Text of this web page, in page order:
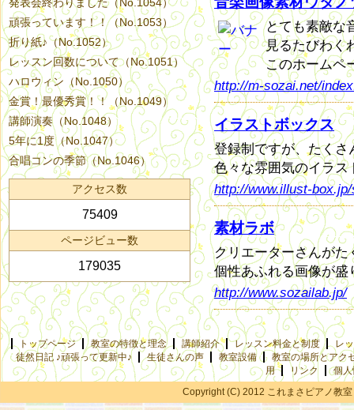
とても素敵な
見るたびわく
このホームペ
http://m-sozai.net/
イラストボックス
登録制ですが、たく
色々な雰囲気のイラス
http://www.illust-
素材ラボ
クリエーターさんが
個性あふれる画像が盛
http://www.sozailab.jp/
頑張っています！！（No.1053）
折り紙♪（No.1052）
レッスン回数について（No.1051）
ハロウィン（No.1050）
金賞！最優秀賞！！（No.1049）
講師演奏（No.1048）
5年に1度（No.1047）
合唱コンの季節（No.1046）
アクセス数
75409
ページビュー数
179035
トップページ 教室の特徴と理念 講師紹介 レッスン料金と制度
レ
徒然日記 ♪頑張って更新中♪
生徒さんの声 教室設備
教室の場所とアク
用
リンク
個
Copyright (C) 2012 これまさピアノ教